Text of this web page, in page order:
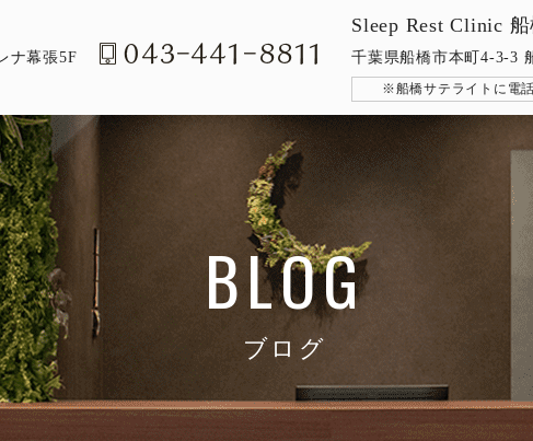
ナ幕張5F
Sleep Rest Clinic
千葉県船橋市本町4-3-3
※船橋サテライトに電
BLOG
ブログ